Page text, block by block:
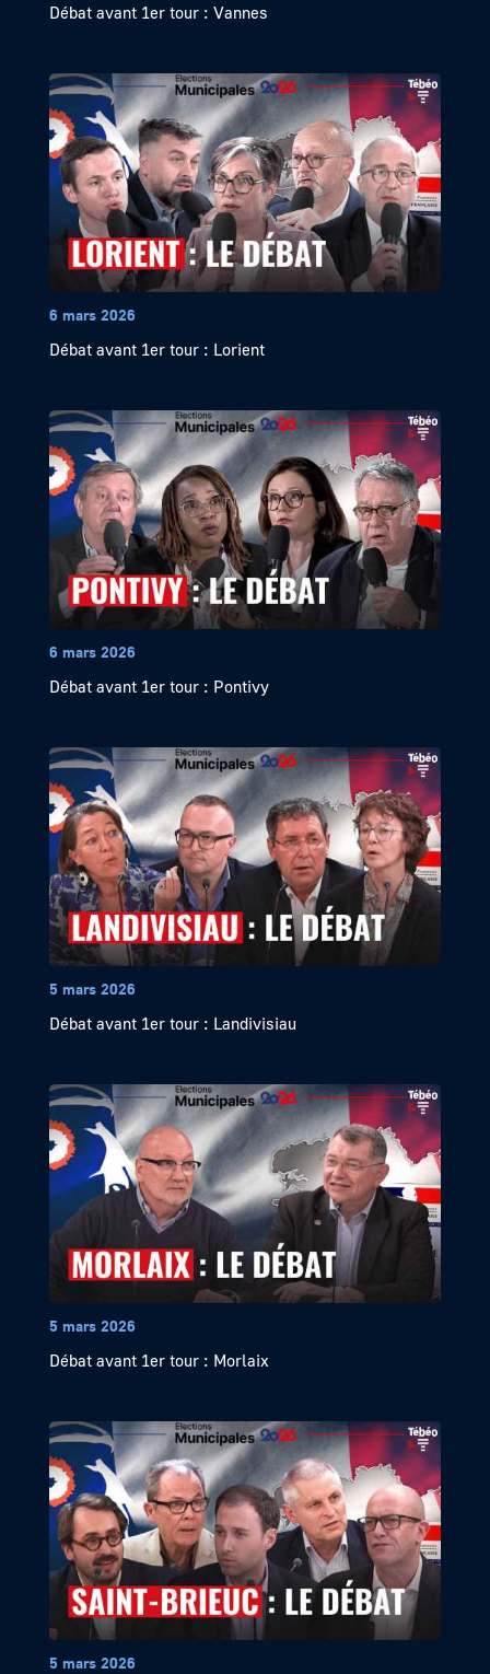
Débat avant 1er tour : Vannes
6 mars 2026
Débat avant 1er tour : Lorient
6 mars 2026
Débat avant 1er tour : Pontivy
5 mars 2026
Débat avant 1er tour : Landivisiau
5 mars 2026
Débat avant 1er tour : Morlaix
5 mars 2026